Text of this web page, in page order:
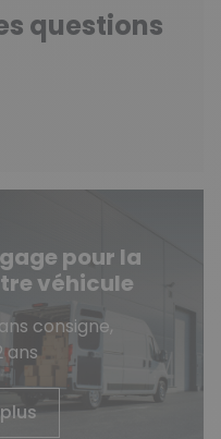
questions
pour la
véhicule
consigne,
ans